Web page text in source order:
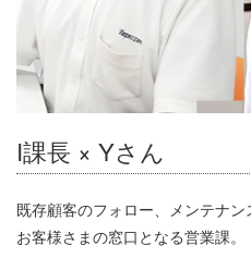
I課長 × Yさん
既存顧客のフォロー、メンテナン
お客様さまの窓口となる営業課。